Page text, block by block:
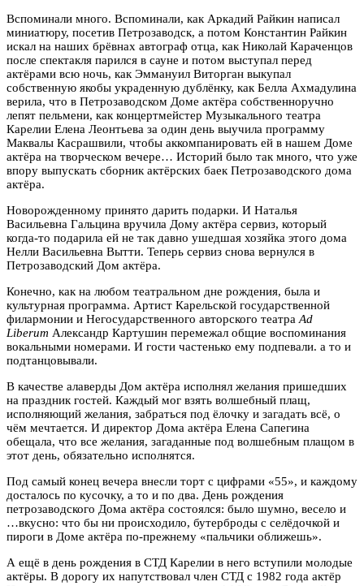
Вспоминали много. Вспоминали, как Аркадий Райкин написал
миниатюру, посетив Петрозаводск, а потом Константин Райкин
искал на наших брёвнах автограф отца, как Николай Караченцов
после спектакля парился в сауне и потом выступал перед
актёрами всю ночь, как Эммануил Виторган выкупал
собственную якобы украденную дублёнку, как Белла Ахмадулина
верила, что в Петрозаводском Доме актёра собственноручно
лепят пельмени, как концертмейстер Музыкального театра
Карелии Елена Леонтьева за один день выучила программу
Маквалы Касрашвили, чтобы аккомпанировать ей в нашем Доме
актёра на творческом вечере… Историй было так много, что уже
впору выпускать сборник актёрских баек Петрозаводского дома
актёра.
Новорожденному принято дарить подарки. И Наталья
Васильевна Гальцина вручила Дому актёра сервиз, который
когда-то подарила ей не так давно ушедшая хозяйка этого дома
Нелли Васильевна Вытти. Теперь сервиз снова вернулся в
Петрозаводский Дом актёра.
Конечно, как на любом театральном дне рождения, была и
культурная программа. Артист Карельской государственной
филармонии и Негосударственного авторского театра Ad
Liberum Александр Картушин перемежал общие воспоминания
вокальными номерами. И гости частенько ему подпевали. а то и
подтанцовывали.
В качестве алаверды Дом актёра исполнял желания пришедших
на праздник гостей. Каждый мог взять волшебный плащ,
исполняющий желания, забраться под ёлочку и загадать всё, о
чём мечтается. И директор Дома актёра Елена Сапегина
обещала, что все желания, загаданные под волшебным плащом в
этот день, обязательно исполнятся.
Под самый конец вечера внесли торт с цифрами «55», и каждому
досталось по кусочку, а то и по два. День рождения
петрозаводского Дома актёра состоялся: было шумно, весело и
…вкусно: что бы ни происходило, бутерброды с селёдочкой и
пироги в Доме актёра по-прежнему «пальчики оближешь».
А ещё в день рождения в СТД Карелии в него вступили молодые
актёры. В дорогу их напутствовал член СТД с 1982 года актёр